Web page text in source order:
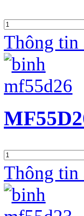
Thông tin
Thông tin